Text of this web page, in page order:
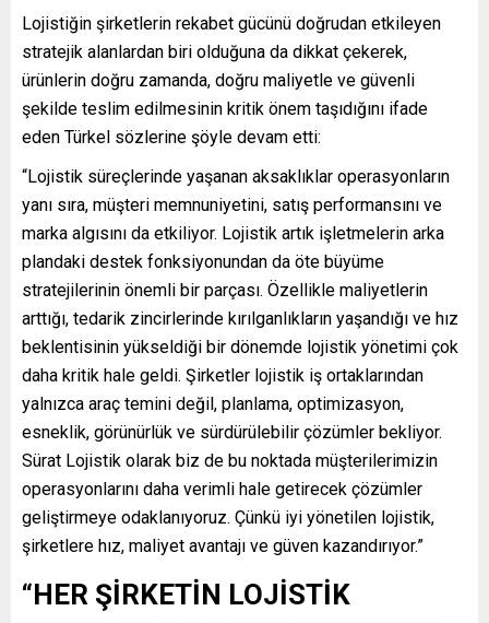
Lojistiğin şirketlerin rekabet gücünü doğrudan etkileyen
stratejik alanlardan biri olduğuna da dikkat çekerek,
ürünlerin doğru zamanda, doğru maliyetle ve güvenli
şekilde teslim edilmesinin kritik önem taşıdığını ifade
eden Türkel sözlerine şöyle devam etti:
“Lojistik süreçlerinde yaşanan aksaklıklar operasyonların
yanı sıra, müşteri memnuniyetini, satış performansını ve
marka algısını da etkiliyor. Lojistik artık işletmelerin arka
plandaki destek fonksiyonundan da öte büyüme
stratejilerinin önemli bir parçası. Özellikle maliyetlerin
arttığı, tedarik zincirlerinde kırılganlıkların yaşandığı ve hız
beklentisinin yükseldiği bir dönemde lojistik yönetimi çok
daha kritik hale geldi. Şirketler lojistik iş ortaklarından
yalnızca araç temini değil, planlama, optimizasyon,
esneklik, görünürlük ve sürdürülebilir çözümler bekliyor.
Sürat Lojistik olarak biz de bu noktada müşterilerimizin
operasyonlarını daha verimli hale getirecek çözümler
geliştirmeye odaklanıyoruz. Çünkü iyi yönetilen lojistik,
şirketlere hız, maliyet avantajı ve güven kazandırıyor.”
“HER ŞİRKETİN LOJİSTİK